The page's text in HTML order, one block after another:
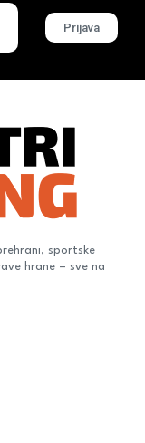
Prijava
sportske
hrane – sve na